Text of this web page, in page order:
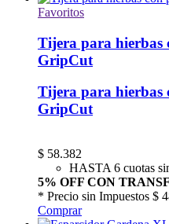
Favoritos
Tijera para hierbas
GripCut
Tijera para hierbas
GripCut
$ 58.382
HASTA 6 cuotas
5% OFF CON
* Precio sin Impuestos $
Comprar